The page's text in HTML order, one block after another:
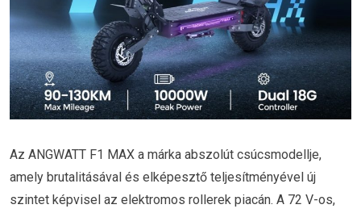
Az ANGWATT F1 MAX a márka abszolút csúcsmodellje,
amely brutalitásával és elképesztő teljesítményével új
szintet képvisel az elektromos rollerek piacán. A 72 V-os,